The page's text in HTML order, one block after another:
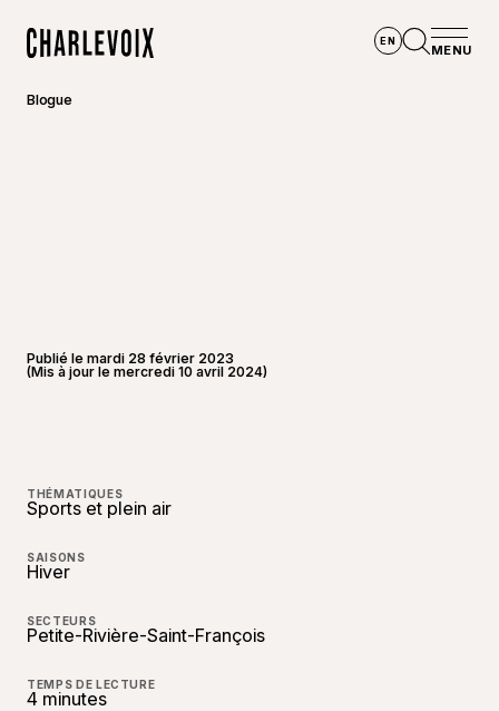
EN
MENU
Blogue
Publié le mardi 28 février 2023
(Mis à jour le mercredi 10 avril 2024)
THÉMATIQUES
Sports et plein air
SAISONS
Hiver
SECTEURS
Petite-Rivière-Saint-François
TEMPS DE LECTURE
4 minutes